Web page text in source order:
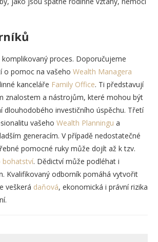
proces. Doporučujeme
o pomoc na vašeho Wealth Managera
kanceláře Family Office. Ti představují
znalostem a nástrojům, které mohou být
dlouhodobého investičního úspěchu. Třetí
vašeho Wealth Planningu a
generacím. V případě nedostatečné
pomocné ruky může dojít až k tzv.
bohatství. Dědictví může podléhat i
Kvalifikovaný odborník pomáhá vytvořit
veškerá daňová, ekonomická i právní rizika